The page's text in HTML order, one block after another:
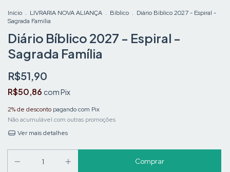
Início . LIVRARIA NOVA ALIANÇA . Bíblico . Diário Bíblico 2027 - Espiral -
Sagrada Família
Diário Bíblico 2027 - Espiral -
Sagrada Família
R$51,90
R$50,86 comPix
2% de desconto pagando com Pix
Não acumulável com outras promoções
Ver mais detalhes